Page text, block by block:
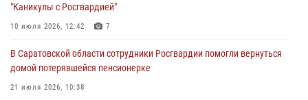
В Саратовской области при содействии спецназа Росгвардии
задержан подозреваемый в незаконном обороте наркотиков
"Каникулы с Росгвардией"
10 июля 2026, 12:42 7
В Саратовской области сотрудники Росгвардии помогли вернуться
домой потерявшейся пенсионерке
21 июля 2026, 10:38